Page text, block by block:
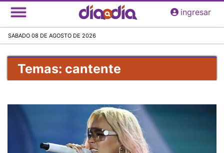
Pasar
al
principal
ingresar
SABADO 08 DE AGOSTO DE 2026
Temas: cantente